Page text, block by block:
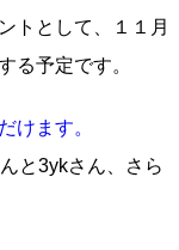
トとして、１１月
る予定です。
けます。
と3ykさん、さら